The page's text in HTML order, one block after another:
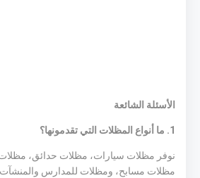
الأسئلة الشائعة
1. ما أنواع المظلات التي تقدمونها؟
نوفر مظلات سيارات، مظلات حدائق،
مظلات مسابح، ومظلات للمدارس والمنشآت